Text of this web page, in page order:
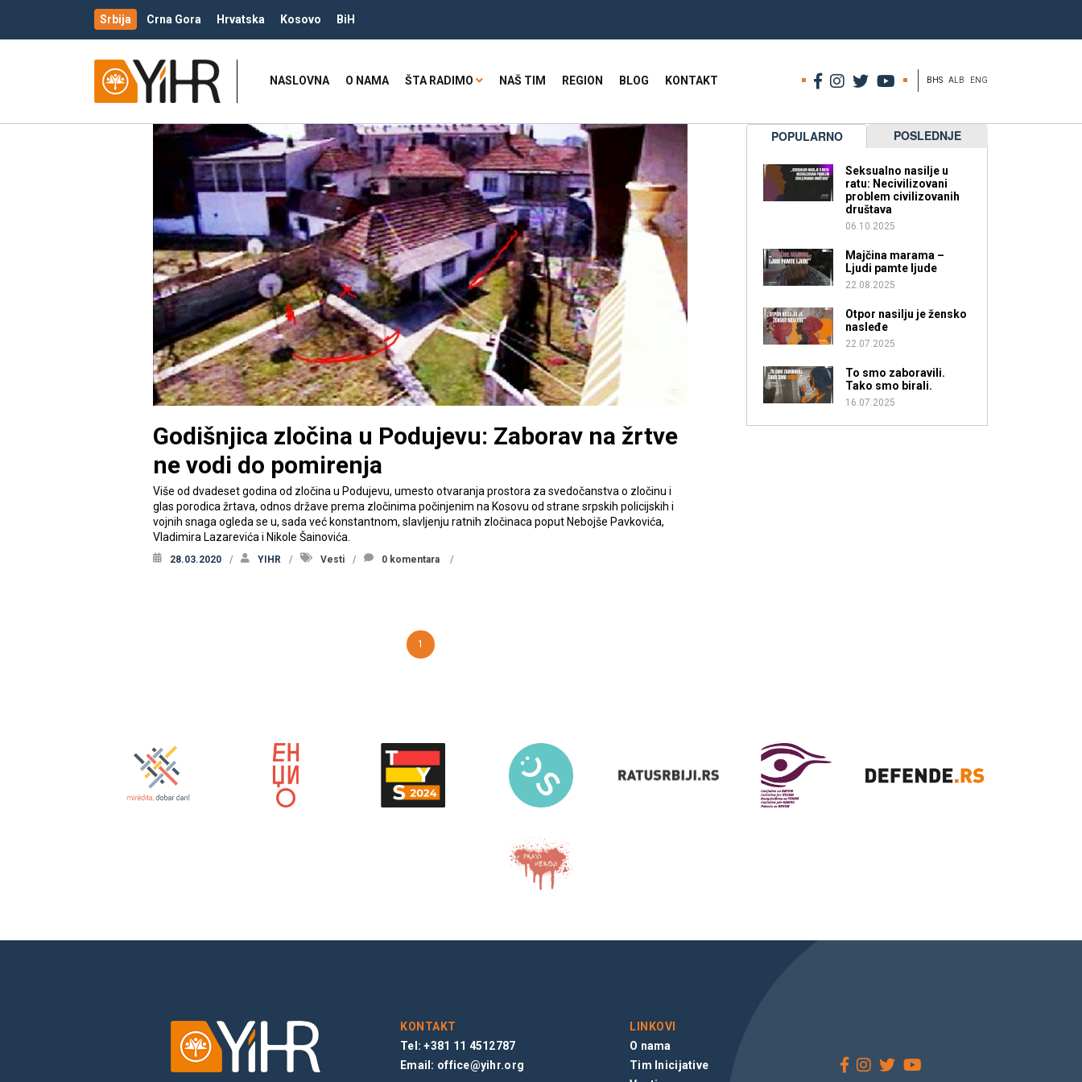
Srbija Crna Gora Hrvatska Kosovo BiH
NASLOVNA O NAMA ŠTA RADIMO NAŠ TIM REGION BLOG KONTAKT BHS ALB ENG
Godišnjica zločina u Podujevu: Zaborav na žrtve
ne vodi do pomirenja
Više od dvadeset godina od zločina u Podujevu, umesto otvaranja prostora za svedočanstva o zločinu i
glas porodica žrtava, odnos države prema zločinima počinjenim na Kosovu od strane srpskih policijskih i
vojnih snaga ogleda se u, sada već konstantnom, slavljenju ratnih zločinaca poput Nebojše Pavkovića,
Vladimira Lazarevića i Nikole Šainovića.
28.03.2020 YIHR Vesti 0 komentara
1
POPULARNO POSLEDNJE
Seksualno nasilje u
ratu: Necivilizovani
problem civilizovanih
društava
06.10.2025
Majčina marama –
Ljudi pamte ljude
22.08.2025
Otpor nasilju je žensko
nasleđe
22.07.2025
To smo zaboravili.
Tako smo birali.
16.07.2025
KONTAKT
Tel: +381 11 4512787
Email: office@yihr.org
LINKOVI
O nama
Tim Inicijative